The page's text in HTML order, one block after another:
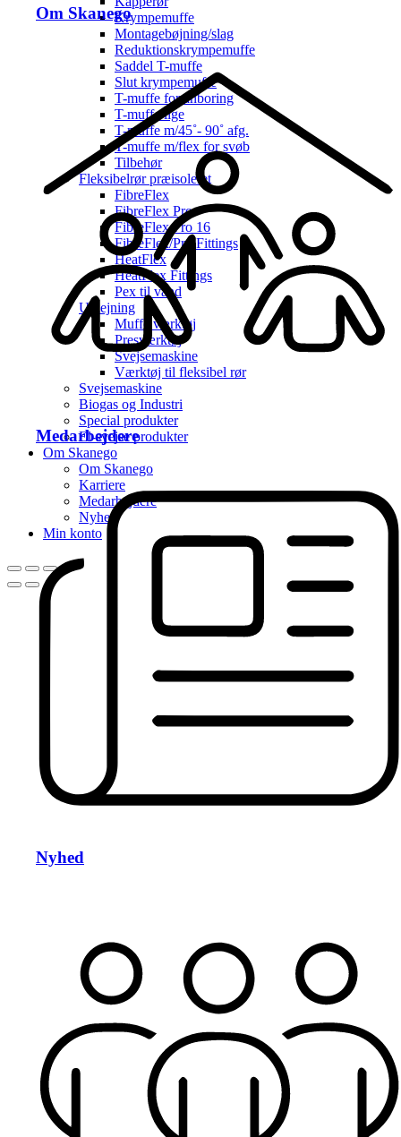
Om Skanego
Medarbejdere
Nyhed
Krympemuffe
Montagebøjning/slag
Reduktionskrympemuffe
Saddel T-muffe
Slut krympemuffe
T-muffe for anboring
T-muffe lige
T-muffe m/45˚- 90˚ afg.
T-muffe m/flex for svøb
Tilbehør
Fleksibelrør præisoleret
FibreFlex
FibreFlex Pro
FibreFlex Pro 16
FibreFlex/Pro Fittings
HeatFlex
HeatFlex Fittings
Pex til vand
Udlejning
Muffe værktøj
Presværktøj
Svejsemaskine
Værktøj til fleksibel rør
Svejsemaskine
Biogas og Industri
Special produkter
El-svejse produkter
Om Skanego
Om Skanego
Karriere
Medarbejdere
Nyhed
Min konto